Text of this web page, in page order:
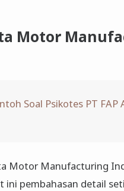
Motor
Soal Psikotes PT FAP
Motor Manufacturing
ini pembahasan detail